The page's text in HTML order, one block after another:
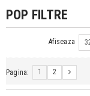
POP FILTRE
Afiseaza
Pagina: 1 2